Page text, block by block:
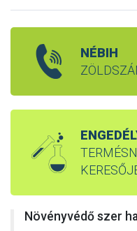
NÉBIH
Növényvédő szer